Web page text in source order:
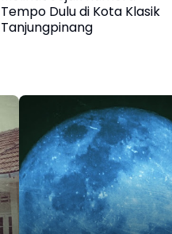
Tempo Dulu di Kota Klasik
Tanjungpinang